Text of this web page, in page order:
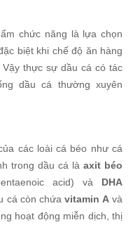
chức năng là lựa chọn
biệt khi chế độ ăn hàng
thực sự dầu cá có tác
dầu cá thường xuyên
các loài cá béo như cá
trong dầu cá làaxit béo
acid) và DHA
cá còn chứavitamin Avà
hoạt động miễn dịch, thị